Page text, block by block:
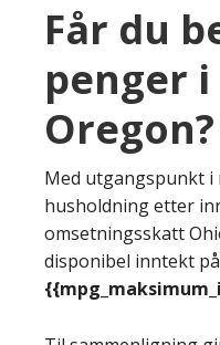
Får du
penger
Oregon?
Med utgangspunkt
husholdning etter
omsetningsskatt
disponibel inntekt på